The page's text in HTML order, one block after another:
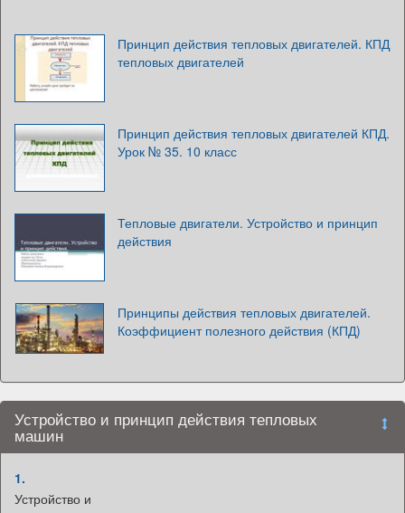
Принцип действия тепловых двигателей. КПД
тепловых двигателей
Принцип действия тепловых двигателей КПД.
Урок № 35. 10 класс
Тепловые двигатели. Устройство и принцип
действия
Принципы действия тепловых двигателей.
Коэффициент полезного действия (КПД)
Устройство и принцип действия тепловых
машин
1.
Устройство и